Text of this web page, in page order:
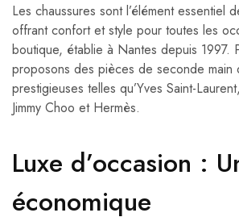
Les chaussures sont l’élément essentiel
offrant confort et style pour toutes les
boutique, établie à Nantes depuis 1997.
proposons des pièces de seconde main
prestigieuses telles qu’Yves Saint-
Jimmy Choo et Hermès.
Luxe d’occasion :
économique